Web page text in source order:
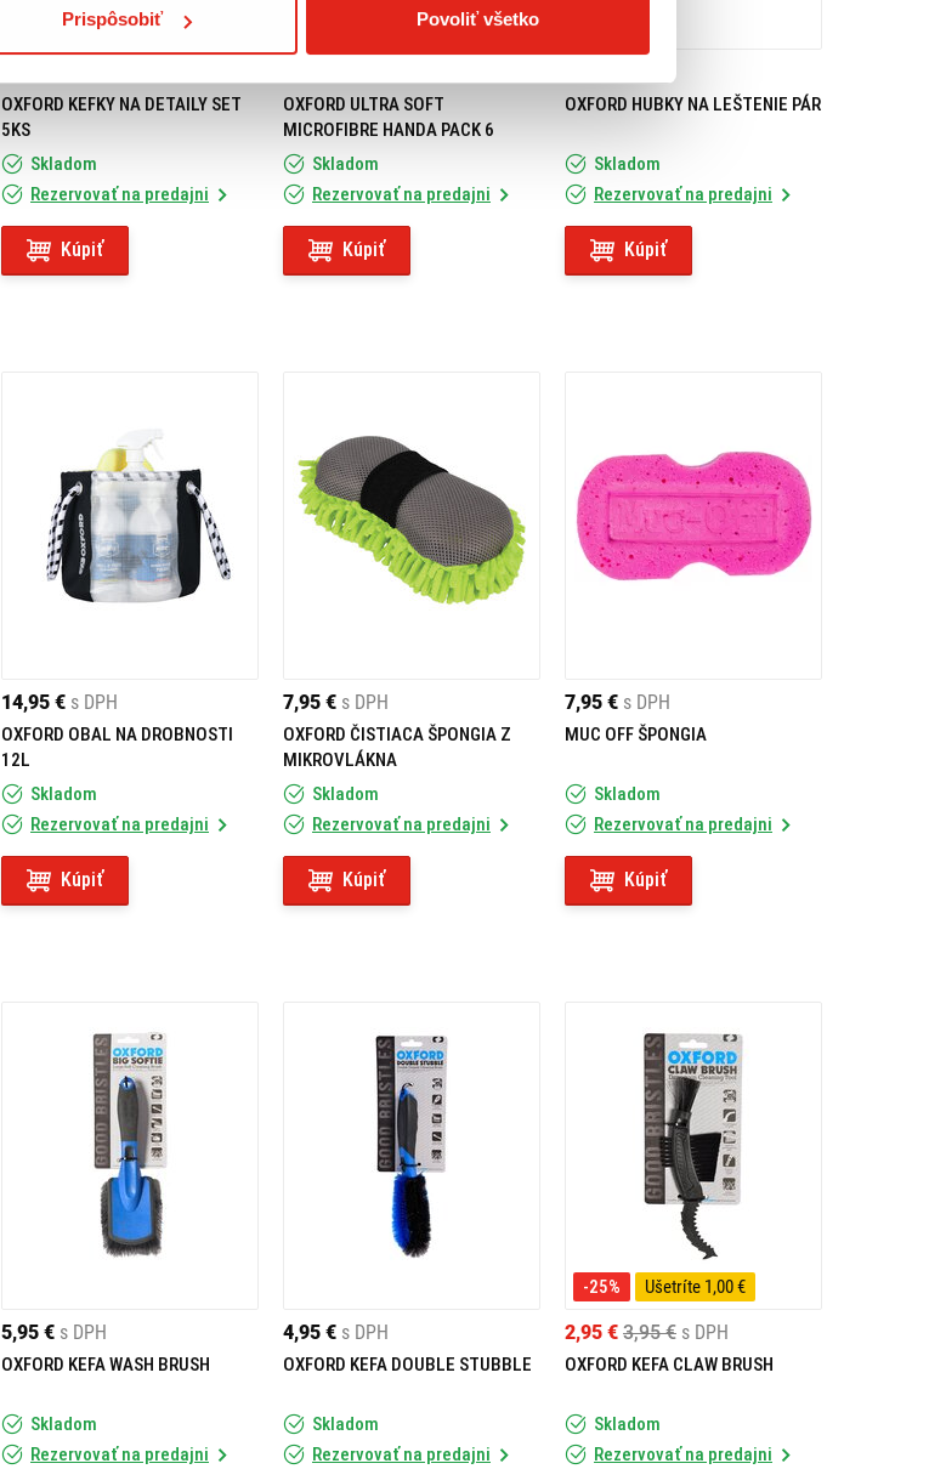
Prispôsobiť Povoliť všetko
OXFORD KEFKY NA DETAILY SET
5KS
Skladom
Rezervovať na predajni
Kúpiť
OXFORD ULTRA SOFT
MICROFIBRE HANDA PACK 6
Skladom
Rezervovať na predajni
Kúpiť
OXFORD HUBKY NA LEŠTENIE PÁR
Skladom
Rezervovať na predajni
Kúpiť
14,95 € s DPH
OXFORD OBAL NA DROBNOSTI
12L
Skladom
Rezervovať na predajni
Kúpiť
7,95 € s DPH
OXFORD ČISTIACA ŠPONGIA Z
MIKROVLÁKNA
Skladom
Rezervovať na predajni
Kúpiť
7,95 € s DPH
MUC OFF ŠPONGIA
Skladom
Rezervovať na predajni
Kúpiť
5,95 € s DPH
OXFORD KEFA WASH BRUSH
Skladom
Rezervovať na predajni
4,95 € s DPH
OXFORD KEFA DOUBLE STUBBLE
Skladom
Rezervovať na predajni
-25% Ušetríte 1,00 €
3,95 €
2,95 € s DPH
OXFORD KEFA CLAW BRUSH
Skladom
Rezervovať na predajni